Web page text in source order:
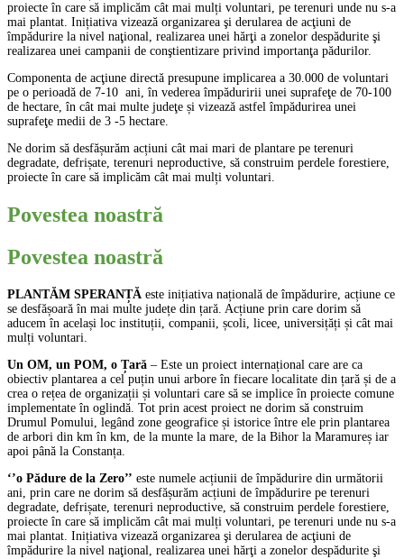
proiecte în care să implicăm cât mai mulți voluntari, pe terenuri unde nu s-a
mai plantat. Inițiativa vizează organizarea şi derularea de acţiuni de
împădurire la nivel naţional, realizarea unei hărţi a zonelor despădurite şi
realizarea unei campanii de conştientizare privind importanţa pădurilor.
Componenta de acţiune directă presupune implicarea a 30.000 de voluntari
pe o perioadă de 7-10 ani, în vederea împăduririi unei suprafeţe de 70-100
de hectare, în cât mai multe judeţe și vizează astfel împădurirea unei
suprafeţe medii de 3 -5 hectare.
Ne dorim să desfășurăm acțiuni cât mai mari de plantare pe terenuri
degradate, defrișate, terenuri neproductive, să construim perdele forestiere,
proiecte în care să implicăm cât mai mulți voluntari.
Povestea noastră
Povestea noastră
PLANTĂM SPERANȚĂ este inițiativa națională de împădurire, acțiune ce
se desfășoară în mai multe județe din țară. Acțiune prin care dorim să
aducem în același loc instituții, companii, școli, licee, universițăți și cât mai
mulți voluntari.
Un OM, un POM, o Țară – Este un proiect internațional care are ca
obiectiv plantarea a cel puțin unui arbore în fiecare localitate din țară și de a
crea o rețea de organizații și voluntari care să se implice în proiecte comune
implementate în oglindă. Tot prin acest proiect ne dorim să construim
Drumul Pomului, legând zone geografice și istorice între ele prin plantarea
de arbori din km în km, de la munte la mare, de la Bihor la Maramureș iar
apoi până la Constanța.
‘’o Pădure de la Zero’’ este numele acțiunii de împădurire din următorii
ani, prin care ne dorim să desfășurăm acțiuni de împădurire pe terenuri
degradate, defrișate, terenuri neproductive, să construim perdele forestiere,
proiecte în care să implicăm cât mai mulți voluntari, pe terenuri unde nu s-a
mai plantat. Inițiativa vizează organizarea şi derularea de acţiuni de
împădurire la nivel naţional, realizarea unei hărţi a zonelor despădurite şi